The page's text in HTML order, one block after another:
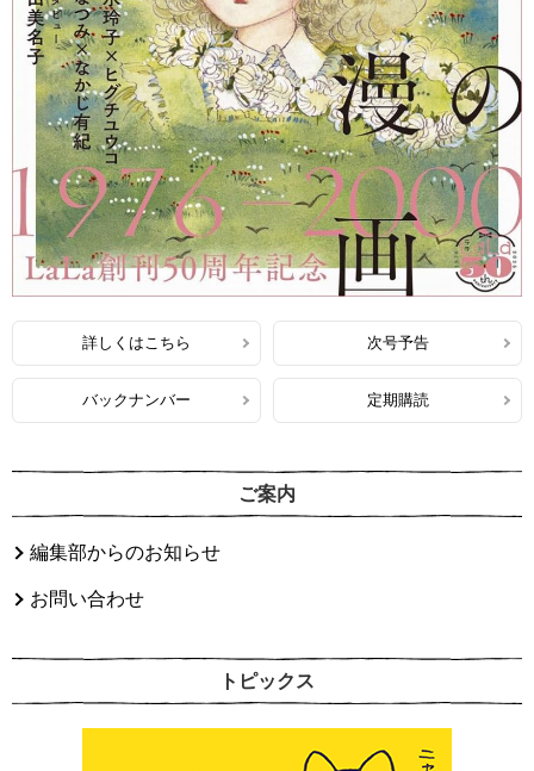
詳しくはこちら 次号予告
バックナンバー 定期購読
ご案内
編集部からのお知らせ
お問い合わせ
トピックス